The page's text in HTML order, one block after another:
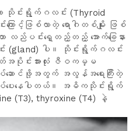
တာ သိုင်းရွိုက်ဂလင်း (Thyroid
င့်ဖြစ်လာတဲ့ ရောဂါတစ်မျိုး ဖြစ်
ါ။ သိုင်းရွိုက်ဂလင်း
ပိုင်းအားလုံး ဇီဝကမ္မ
ောင်ဖို့အတွက် အလွန်အရေးကြီးတဲ့
တယ်။ အဓိကသိုင်းရွိုက်
(T3), thyroxine (T4) နဲ့